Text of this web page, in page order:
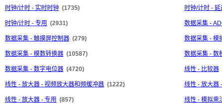
时钟/计时 - 实时时钟 (1735) 时钟/计时 - 延
时钟/计时 - 专用 (2931) 数据采集 -
数据采集 - 触摸屏控制器 (279) 数据采集 - 模
数据采集 - 模数转换器 (10587) 数据采集 - 数
数据采集 - 数字电位器 (4720) 线性 - 比较器
线性 - 放大器 - 视频放大器和频缓冲器 (1222) 线性 - 放大器
线性 - 放大器 - 专用 (857) 线性 - 模拟乘